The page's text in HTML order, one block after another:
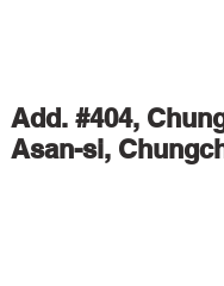
Add. #404,
Asan-si,